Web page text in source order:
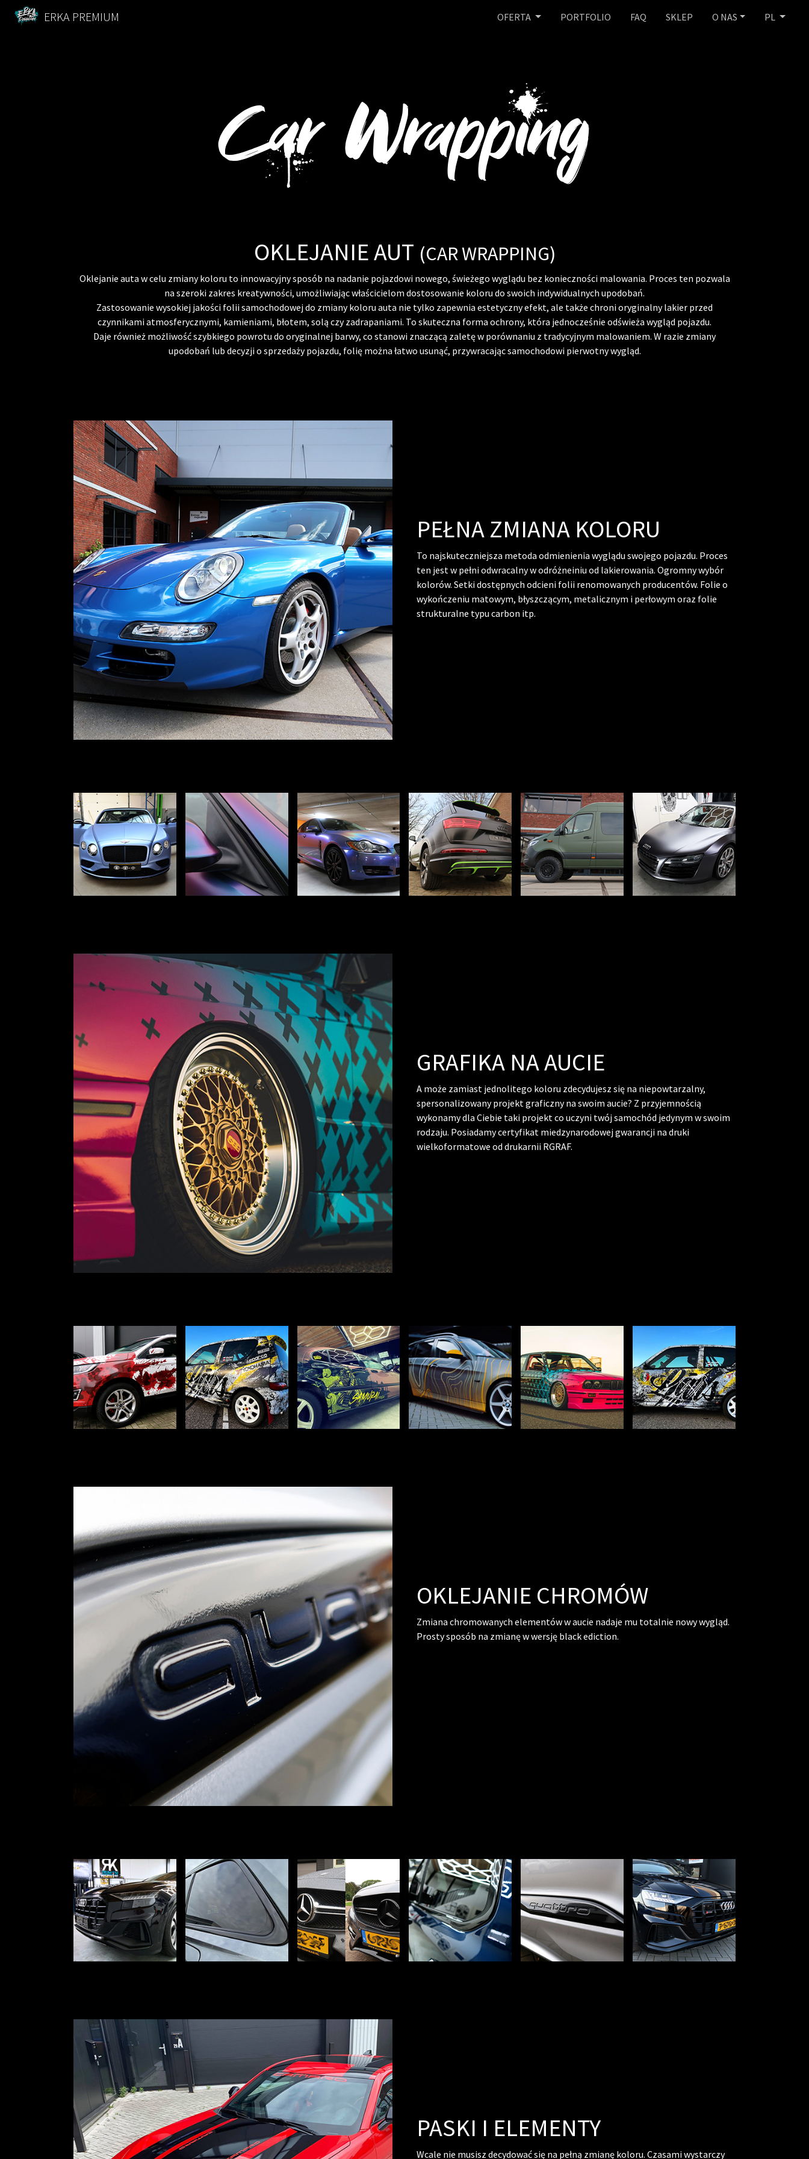
ERKA PREMIUM OFERTA PORTFOLIO FAQ SKLEP O NAS PL
OKLEJANIE AUT (CAR WRAPPING)
Oklejanie auta w celu zmiany koloru to innowacyjny sposób na nadanie pojazdowi nowego, świeżego wyglądu bez konieczności malowania. Proces ten pozwala
na szeroki zakres kreatywności, umożliwiając właścicielom dostosowanie koloru do swoich indywidualnych upodobań.
Zastosowanie wysokiej jakości folii samochodowej do zmiany koloru auta nie tylko zapewnia estetyczny efekt, ale także chroni oryginalny lakier przed
czynnikami atmosferycznymi, kamieniami, błotem, solą czy zadrapaniami. To skuteczna forma ochrony, która jednocześnie odświeża wygląd pojazdu.
Daje również możliwość szybkiego powrotu do oryginalnej barwy, co stanowi znaczącą zaletę w porównaniu z tradycyjnym malowaniem. W razie zmiany
upodobań lub decyzji o sprzedaży pojazdu, folię można łatwo usunąć, przywracając samochodowi pierwotny wygląd.
PEŁNA ZMIANA KOLORU
To najskuteczniejsza metoda odmienienia wyglądu swojego pojazdu. Proces
ten jest w pełni odwracalny w odróżneiniu od lakierowania. Ogromny wybór
kolorów. Setki dostępnych odcieni folii renomowanych producentów. Folie o
wykończeniu matowym, błyszczącym, metalicznym i perłowym oraz folie
strukturalne typu carbon itp.
GRAFIKA NA AUCIE
A może zamiast jednolitego koloru zdecydujesz się na niepowtarzalny,
spersonalizowany projekt graficzny na swoim aucie? Z przyjemnością
wykonamy dla Ciebie taki projekt co uczyni twój samochód jedynym w swoim
rodzaju. Posiadamy certyfikat miedzynarodowej gwarancji na druki
wielkoformatowe od drukarnii RGRAF.
OKLEJANIE CHROMÓW
Zmiana chromowanych elementów w aucie nadaje mu totalnie nowy wygląd.
Prosty sposób na zmianę w wersję black ediction.
PASKI I ELEMENTY
Wcale nie musisz decydować się na pełną zmianę koloru. Czasami wystarczy